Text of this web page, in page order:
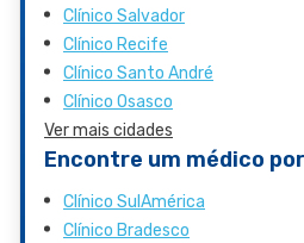
Clínico Salvador
Clínico Recife
Clínico Santo André
Clínico Osasco
Ver mais cidades
Encontre um médico
Clínico SulAmérica
Clínico Bradesco